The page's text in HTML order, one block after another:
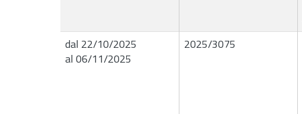
dal 22/10/2025
al 06/11/2025
2025/3075